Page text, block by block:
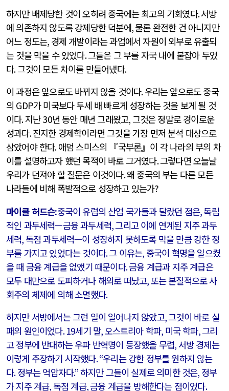
하지만 배제당한 것이 오히려 중국에는 최고의 기회였다.서방
에 의존하지 않도록 강제당한 덕분에,물론 완전한 건 아니지만
어느 정도는, 경제 개발이라는 과업에서 자원이 외부로 유출되
는 것을 막을 수 있었다.그들은 그 부를 자국 내에 붙잡아 두었
다.그것이 모든 차이를 만들어냈다.
이 과정은 앞으로도 바뀌지 않을 것이다.우리는 앞으로도 중국
의 GDP가 미국보다 두세 배 빠르게 성장하는 것을 보게 될 것
이다.지난30년 동안 매년 그래왔고,그것은 정말로 경이로운
성과다.진지한 경제학이라면 그것을 가장 먼저 분석 대상으로
삼았어야 한다.애덤 스미스의 『국부론』이 각 나라의 부의 차
이를 설명하고자 했던 목적이 바로 그거였다.그렇다면 오늘날
우리가 던져야 할 질문은 이것이다.왜 중국의 부는 다른 모든
나라들에 비해 폭발적으로 성장하고 있는가?
마이클 허드슨:중국이 유럽의 산업 국가들과 달랐던 점은,독립
적인 과두세력—금융 과두세력,그리고 이에 연계된 지주 과두
세력, 독점 과두세력—이 성장하지 못하도록 막을 만큼 강한 정
부를 가지고 있었다는 것이다.그 이유는, 중국이 혁명을 일으켰
을 때 금융 계급을 없앴기 때문이다.금융 계급과 지주 계급은
모두 대만으로 도피하거나 해외로 떠났고,또는 본질적으로 사
회주의 체제에 의해 소멸했다.
하지만 서방에서는 그런 일이 일어나지 않았고,그것이 바로 실
패의 원인이었다. 19세기 말,오스트리아 학파, 미국 학파,그리
고 정부에 반대하는 우파 반혁명이 등장했을 무렵, 서방 경제는
이렇게 주장하기 시작했다. “우리는 강한 정부를 원하지 않는
다.정부는 억압자다.”하지만 그들이 실제로 의미한 것은, 정부
가 지주 계급, 독점 계급,금융 계급을 방해한다는 점이었다.